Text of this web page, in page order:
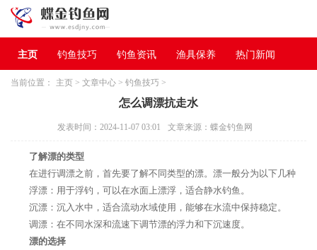
主页 钓鱼技巧 钓鱼资讯 渔具保养 热门新闻
当前位置： 主页 > 文章中心 > 钓鱼技巧 >
怎么调漂抗走水
发表时间：2024-11-07 03:01 文章来源：蝶金钓鱼网
了解漂的类型
在进行调漂之前，首先要了解不同类型的漂。漂一般分为以下几种
浮漂：用于浮钓，可以在水面上漂浮，适合静水钓鱼。
沉漂：沉入水中，适合流动水域使用，能够在水流中保持稳定。
调漂：在不同水深和流速下调节漂的浮力和下沉速度。
漂的选择